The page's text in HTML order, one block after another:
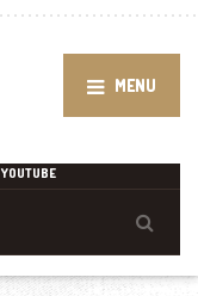
MENU
YOUTUBE